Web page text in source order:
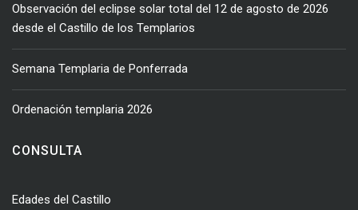
Observación del eclipse solar total del 12 de agosto de 2026
desde el Castillo de los Templarios
Semana Templaria de Ponferrada
Ordenación templaria 2026
CONSULTA
Edades del Castillo